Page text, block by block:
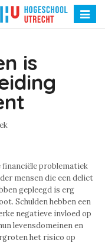
Toggle
is
financiële problematiek
mensen die een delict
gepleegd is erg
Schulden hebben een
negatieve invloed op
levensdomeinen en
het risico op